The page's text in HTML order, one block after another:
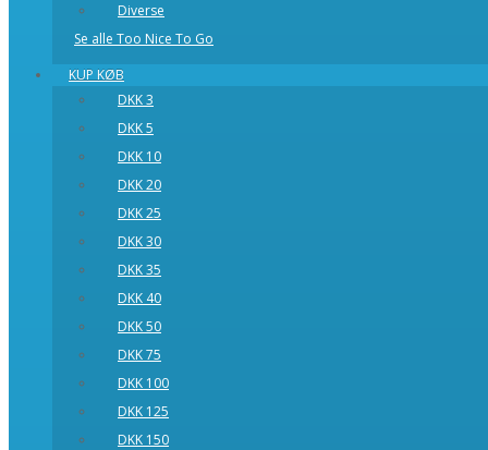
Diverse
Se alle Too Nice To Go
KUP KØB
DKK 3
DKK 5
DKK 10
DKK 20
DKK 25
DKK 30
DKK 35
DKK 40
DKK 50
DKK 75
DKK 100
DKK 125
DKK 150